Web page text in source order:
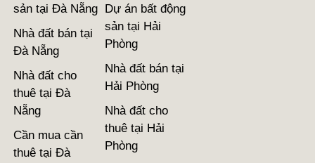
sản tại Đà Nẵng
Nhà đất bán tại
Đà Nẵng
Nhà đất cho
thuê tại Đà
Nẵng
Cần mua cần
thuê tại Đà
Dự án bất động
sản tại Hải
Phòng
Nhà đất bán tại
Hải Phòng
Nhà đất cho
thuê tại Hải
Phòng